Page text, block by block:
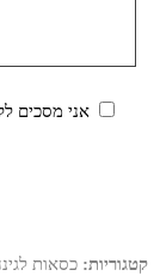
אני מסכים
קטגוריות: כסאות